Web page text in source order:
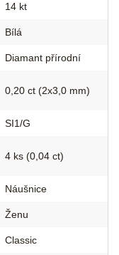
14 kt
Bílá
Diamant přírodní
0,20 ct (2x3,0 mm)
SI1/G
4 ks (0,04 ct)
Náušnice
Ženu
Classic